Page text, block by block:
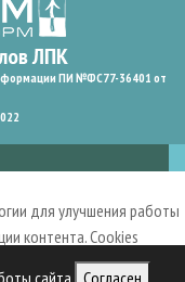
сайта Согласен
ПИ №ФС77-36401 от
для улучшения работы
контента. Cookies